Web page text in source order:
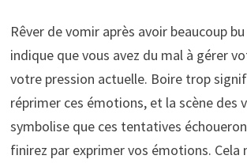
Rêver de vomir après avoir beaucoup
indique que vous avez du mal à gérer
votre pression actuelle. Boire trop
réprimer ces émotions, et la scène des
symbolise que ces tentatives
finirez par exprimer vos émotions. Cela